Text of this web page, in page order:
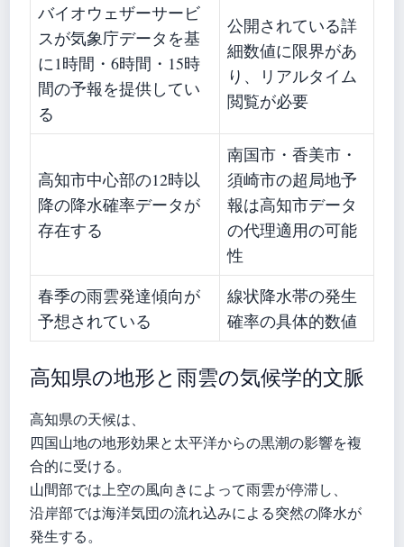
バイオウェザーサービ
スが気象庁データを基
に1時間・6時間・15時
間の予報を提供してい
る
公開されている詳
細数値に限界があ
り、リアルタイム
閲覧が必要
高知市中心部の12時以
降の降水確率データが
存在する
南国市・香美市・
須崎市の超局地予
報は高知市データ
の代理適用の可能
性
春季の雨雲発達傾向が
予想されている
線状降水帯の発生
確率の具体的数値
高知県の地形と雨雲の気候学的文脈
高知県の天候は、
四国山地の地形効果と太平洋からの黒潮の影響を複
合的に受ける。
山間部では上空の風向きによって雨雲が停滞し、
沿岸部では海洋気団の流れ込みによる突然の降水が
発生する。